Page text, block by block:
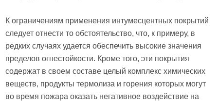
К ограничениям применения интумесцентных покрытий
следует отнести то обстоятельство, что, к примеру, в
редких случаях удается обеспечить высокие значения
пределов огнестойкости. Кроме того, эти покрытия
содержат в своем составе целый комплекс химических
веществ, продукты термолиза и горения которых могут
во время пожара оказать негативное воздействие на